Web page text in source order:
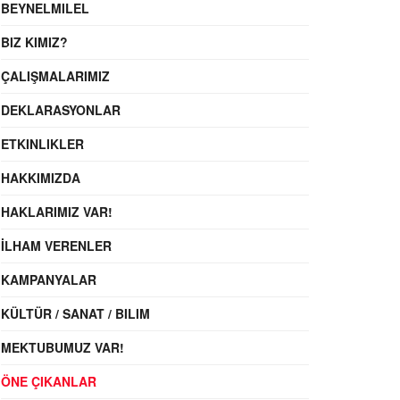
BEYNELMILEL
BIZ KIMIZ?
ÇALIŞMALARIMIZ
DEKLARASYONLAR
ETKINLIKLER
HAKKIMIZDA
HAKLARIMIZ VAR!
İLHAM VERENLER
KAMPANYALAR
KÜLTÜR / SANAT / BILIM
MEKTUBUMUZ VAR!
ÖNE ÇIKANLAR